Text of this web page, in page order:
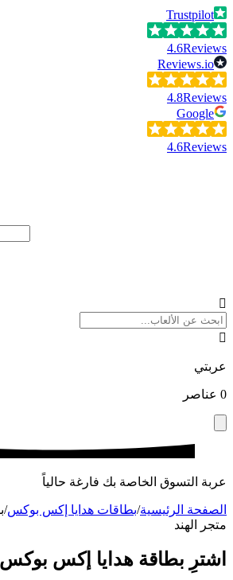
Trustpilot
4.6Reviews
Reviews.io
4.8Reviews
Google
4.6Reviews
عربتي
0 عناصر
عربة التسوق الخاصة بك فارغة حالياً
الصفحة الرئيسية/بطاقات هدايا إكس بوكس/
متجر الهند
اشترِ بطاقة هدايا إكس